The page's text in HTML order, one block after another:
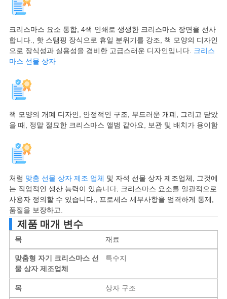
크리스마스 요소 통합, 4색 인쇄로 생생한 크리스마스 장면을 선사
합니다., 핫 스탬핑 장식으로 휴일 분위기를 강조, 책 모양의 디자인
으로 장식성과 실용성을 겸비한 고급스러운 디자인입니다.
크리스
마스 선물 상자
책 모양의 개폐 디자인, 안정적인 구조, 부드러운 개폐, 그리고 닫았
을 때, 정말 절묘한 크리스마스 앨범 같아요, 보관 및 배치가 용이함
처럼 맞춤 선물 상자 제조 업체 및 자석 선물 상자 제조업체, 그것에
는 직업적인 생산 능력이 있습니다, 크리스마스 요소를 일괄적으로
사용자 정의할 수 있습니다., 프로세스 세부사항을 엄격하게 통제,
품질을 보장하고.
제품 매개 변수
목 재료
맞춤형 자기 크리스마스 선
물 상자 제조업체
특수지
목 상자 구조